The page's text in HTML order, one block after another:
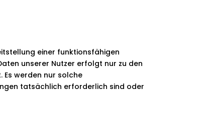
einer funktionsfähigen
unserer Nutzer erfolgt nur zu den
Es werden nur solche
tatsächlich erforderlich sind oder